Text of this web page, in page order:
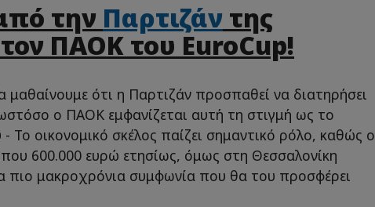
την Παρτιζάν της
ΠΑΟΚ του EuroCup!
μαθαίνουμε ότι η Παρτιζάν προσπαθεί να διατηρήσει
ο ΠΑΟΚ εμφανίζεται αυτή τη στιγμή ως το
Το οικονομικό σκέλος παίζει σημαντικό ρόλο, καθώς ο
600.000 ευρώ ετησίως, όμως στη Θεσσαλονίκη
πιο μακροχρόνια συμφωνία που θα του προσφέρει